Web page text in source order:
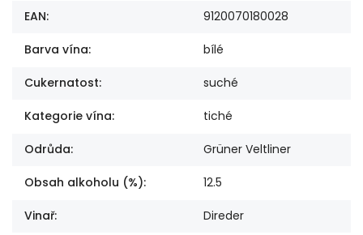
EAN: 9120070180028
Barva vína: bílé
Cukernatost: suché
Kategorie vína: tiché
Odrůda: Grüner Veltliner
Obsah alkoholu (%): 12.5
Vinař: Direder